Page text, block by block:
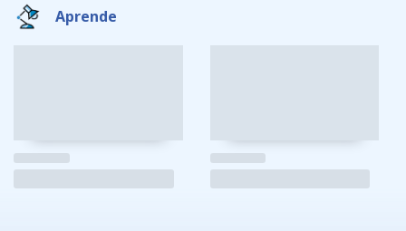
Aprende